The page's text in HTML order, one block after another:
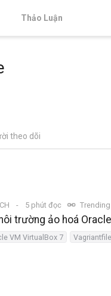
Thảo Luận
theo dõi
5 phút đọc
trường ảo hoá
VM VirtualBox 7 Vagriantfile